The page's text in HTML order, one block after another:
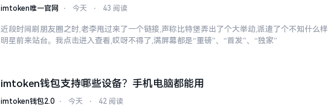
imtoken唯一官网 ⋅ 今天 ⋅ 43 阅读
近段时间刷朋友圈之时,老李甩过来了一个链接,声称比特堡弄出了个大举动,派遣了个不知什么样
明星前来站台。我点击进入查看,哎呀不得了,满屏幕都是“重磅”、“首发”、“独家”
imtoken钱包支持哪些设备？手机电脑都能用
imtoken钱包2.0 ⋅ 今天 ⋅ 42 阅读